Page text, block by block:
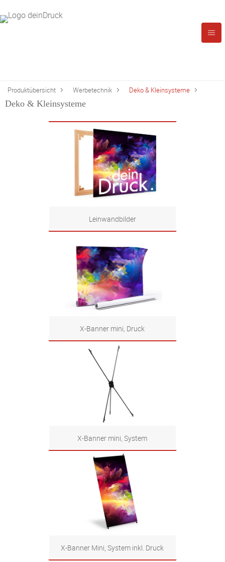
Produktübersicht Werbetechnik Deko & Kleinsysteme
Deko & Kleinsysteme
Leinwandbilder
Zum Produkt
X-Banner mini, Druck
Zum Produkt
X-Banner mini, System
Zum Produkt
X-Banner Mini, System inkl. Druck